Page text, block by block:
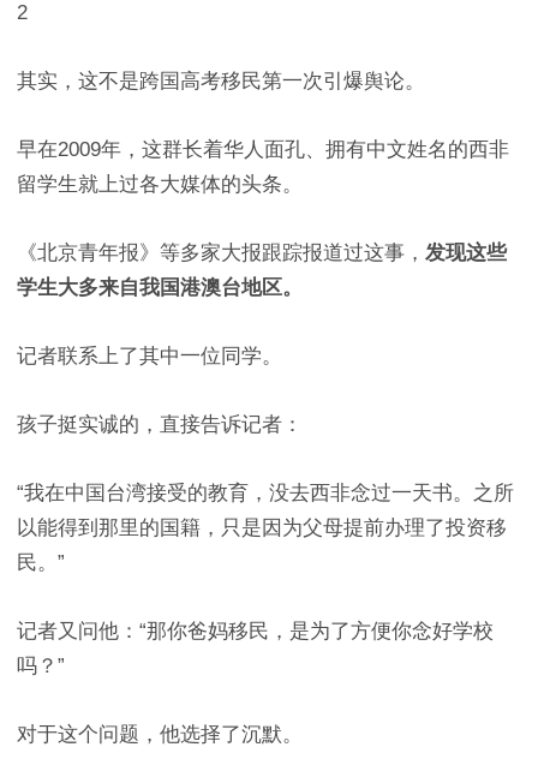
2
其实，这不是跨国高考移民第一次引爆舆论。
早在2009年，这群长着华人面孔、拥有中文姓名的西非
留学生就上过各大媒体的头条。
《北京青年报》等多家大报跟踪报道过这事， 发现这些
学生大多来自我国港澳台地区。
记者联系上了其中一位同学。
孩子挺实诚的，直接告诉记者：
“我在中国台湾接受的教育，没去西非念过一天书。之所
以能得到那里的国籍，只是因为父母提前办理了投资移
民。”
记者又问他：“那你爸妈移民，是为了方便你念好学校
吗？”
对于这个问题，他选择了沉默。